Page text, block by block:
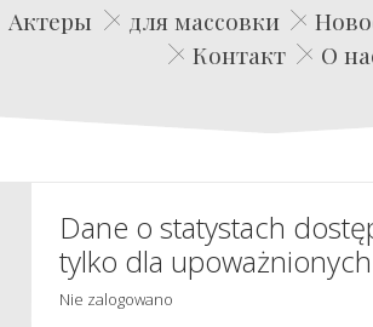
Актеры для массовки
Контакт
О
Dane o statystach
tylko dla
Nie zalogowano